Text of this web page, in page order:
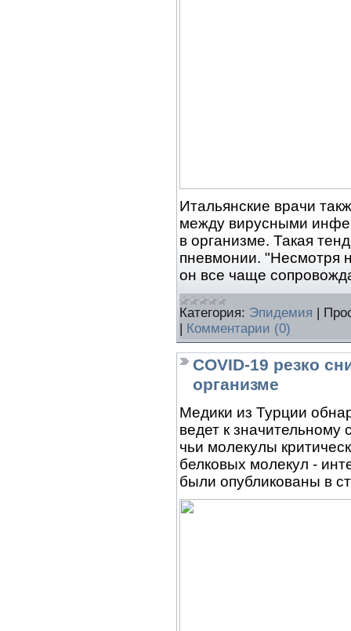
Итальянские врачи
между вирусными
в организме. Такая
пневмонии. "Несмотря
он все чаще
Категория: Эпидемия
Комментарии (0)
COVID-19 резко
организме
Медики из Турции
ведет к
чьи молекулы
белковых молекул -
были опубликованы в